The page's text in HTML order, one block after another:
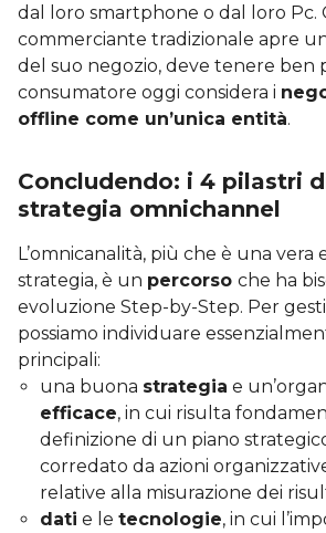
dal loro smartphone o dal loro Pc.
commerciante tradizionale apre
del suo negozio, deve tenere ben
consumatore oggi considera i
offline come un’unica entità.
Concludendo: i 4 pilastri
strategia omnichannel
L’omnicanalità, più che è una vera
strategia, è un percorso che ha
evoluzione Step-by-Step. Per
possiamo individuare
principali:
una buona strategia e
efficace, in cui risulta
definizione di un piano
corredato da azioni
relative alla misurazione dei
dati e le tecnologie, in cui